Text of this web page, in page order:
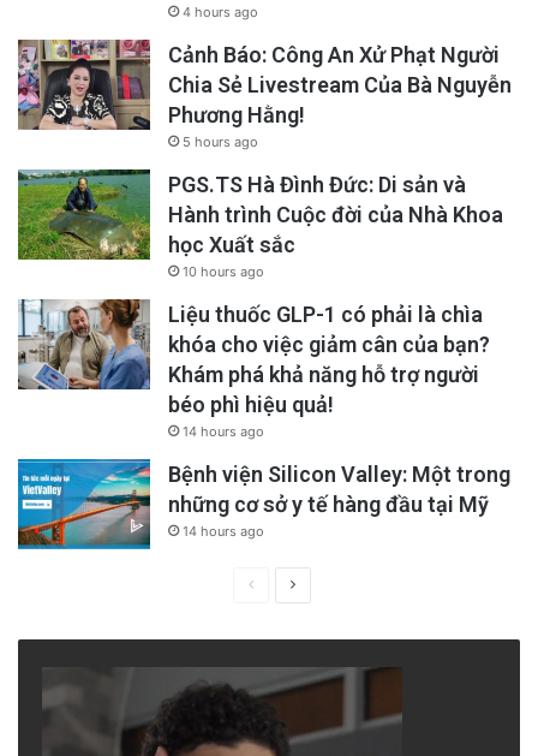
4 hours ago
Cảnh Báo: Công An Xử Phạt Người
Chia Sẻ Livestream Của Bà Nguyễn
Phương Hằng!
5 hours ago
PGS.TS Hà Đình Đức: Di sản và
Hành trình Cuộc đời của Nhà Khoa
học Xuất sắc
10 hours ago
Liệu thuốc GLP-1 có phải là chìa
khóa cho việc giảm cân của bạn?
Khám phá khả năng hỗ trợ người
béo phì hiệu quả!
14 hours ago
Bệnh viện Silicon Valley: Một trong
những cơ sở y tế hàng đầu tại Mỹ
14 hours ago
PreviousNext